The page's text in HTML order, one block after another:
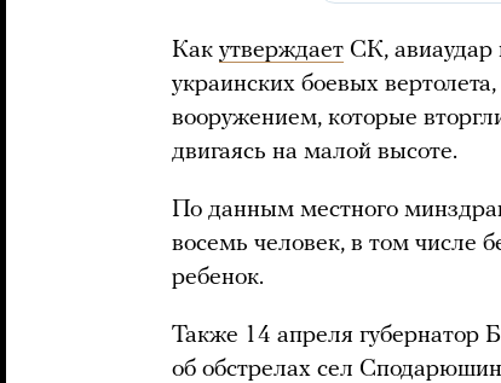
Как утверждает СК, авиаудар
украинских боевых
вооружением, которые
двигаясь на малой высоте.
По данным местного
восемь человек, в том числе
ребенок.
Также 14 апреля губернатор
об обстрелах сел